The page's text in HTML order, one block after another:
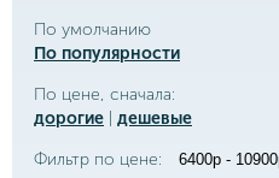
По умолчанию
По популярности
По цене, сначала:
дорогие
дешевые
Фильтр по цене: